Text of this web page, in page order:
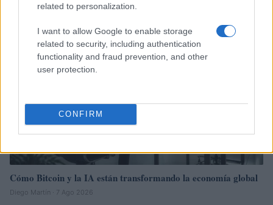
related to personalization.
I want to allow Google to enable storage
related to security, including authentication
functionality and fraud prevention, and other
user protection.
CONFIRM
CRIPTOMONEDAS
Cómo Bitcoin y la IA están transformando la economía global
Diego Martín · 7 Ago 2026